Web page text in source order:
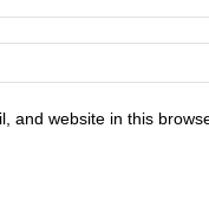
and website in this